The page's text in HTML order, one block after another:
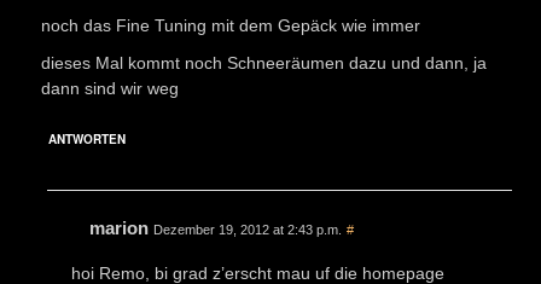
noch das Fine Tuning mit dem Gepäck wie immer
dieses Mal kommt noch Schneeräumen dazu und dann, ja
dann sind wir weg
ANTWORTEN
marion Dezember 19, 2012 at 2:43 p.m. #
hoi Remo, bi grad z’erscht mau uf die homepage